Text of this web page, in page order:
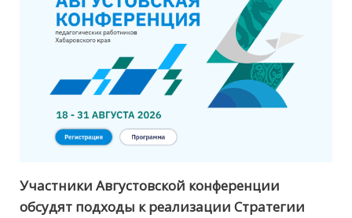
Участники Августовской конференции
обсудят подходы к реализации Стратегии